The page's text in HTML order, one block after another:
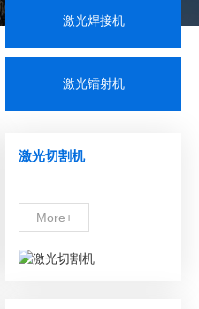
激光焊接机
激光镭射机
激光切割机
More+